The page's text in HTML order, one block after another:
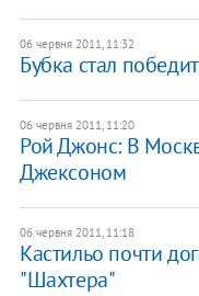
06 червня 2011, 11:32
Бубка стал
06 червня 2011, 11:20
Рой Джонс: В
Джексоном
06 червня 2011, 11:18
Кастильо почти
"Шахтера"